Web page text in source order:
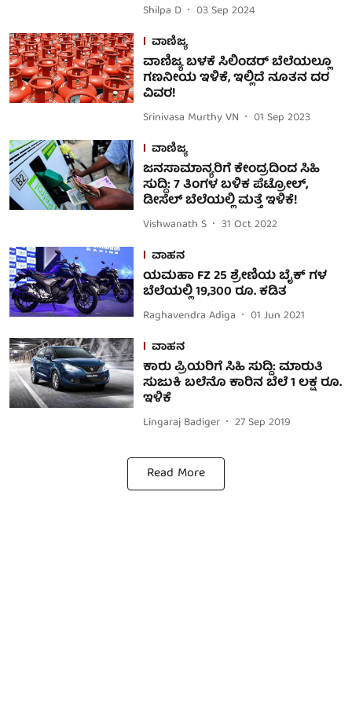
Shilpa D
03 Sep 2024
ವಾಣಿಜ್ಯ
ವಾಣಿಜ್ಯ ಬಳಕೆ ಸಿಲಿಂಡರ್ ಬೆಲೆಯಲ್ಲೂ
ಗಣನೀಯ ಇಳಿಕೆ, ಇಲ್ಲಿದೆ ನೂತನ ದರ
ವಿವರ!
Srinivasa Murthy VN
01 Sep 2023
ವಾಣಿಜ್ಯ
ಜನಸಾಮಾನ್ಯರಿಗೆ ಕೇಂದ್ರದಿಂದ ಸಿಹಿ
ಸುದ್ದಿ: 7 ತಿಂಗಳ ಬಳಿಕ ಪೆಟ್ರೋಲ್,
ಡೀಸೆಲ್ ಬೆಲೆಯಲ್ಲಿ ಮತ್ತೆ ಇಳಿಕೆ!
Vishwanath S
31 Oct 2022
ವಾಹನ
ಯಮಹಾ FZ 25 ಶ್ರೇಣಿಯ ಬೈಕ್ ಗಳ
ಬೆಲೆಯಲ್ಲಿ 19,300 ರೂ. ಕಡಿತ
Raghavendra Adiga
01 Jun 2021
ವಾಹನ
ಕಾರು ಪ್ರಿಯರಿಗೆ ಸಿಹಿ ಸುದ್ದಿ: ಮಾರುತಿ
ಸುಜುಕಿ ಬಲೆನೊ ಕಾರಿನ ಬೆಲೆ 1 ಲಕ್ಷ ರೂ.
ಇಳಿಕೆ
Lingaraj Badiger 27 Sep 2019
Read More